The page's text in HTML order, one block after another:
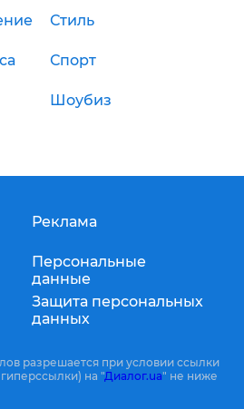
Стиль
Спорт
Шоубиз
Реклама
Персональные
данные
Защита персональных
данных
разрешается при условии ссылки
на "Диалог.ua" не ниже